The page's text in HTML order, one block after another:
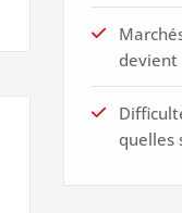
devient
quelles